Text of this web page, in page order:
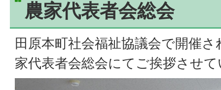
農家代表者会総会
田原本町社会福祉協議会で開催
家代表者会総会にてご挨拶させ